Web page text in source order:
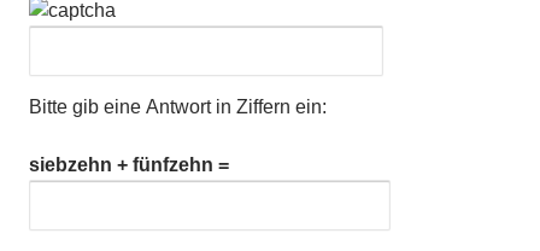
Bitte gib eine Antwort in Ziffern ein:
siebzehn + fünfzehn =